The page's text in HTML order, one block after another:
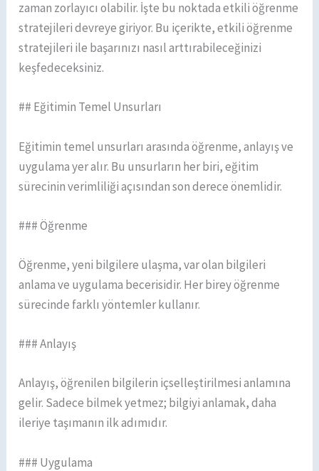
zaman zorlayıcı olabilir. İşte bu noktada etkili öğrenme
stratejileri devreye giriyor. Bu içerikte, etkili öğrenme
stratejileri ile başarınızı nasıl arttırabileceğinizi
keşfedeceksiniz.
## Eğitimin Temel Unsurları
Eğitimin temel unsurları arasında öğrenme, anlayış ve
uygulama yer alır. Bu unsurların her biri, eğitim
sürecinin verimliliği açısından son derece önemlidir.
### Öğrenme
Öğrenme, yeni bilgilere ulaşma, var olan bilgileri
anlama ve uygulama becerisidir. Her birey öğrenme
sürecinde farklı yöntemler kullanır.
### Anlayış
Anlayış, öğrenilen bilgilerin içselleştirilmesi anlamına
gelir. Sadece bilmek yetmez; bilgiyi anlamak, daha
ileriye taşımanın ilk adımıdır.
### Uygulama